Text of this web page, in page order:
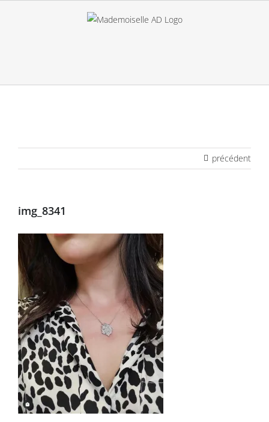
précédent
img_8341